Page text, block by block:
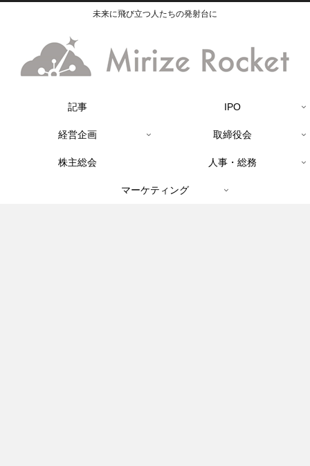
未来に飛び立つ人たちの発射台に
記事 IPO
経営企画 取締役会
株主総会 人事・総務
マーケティング